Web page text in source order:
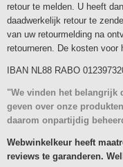
retour te melden. U heeft
daadwerkelijk retour te
van uw retourmelding na
retourneren. De kosten voor
IBAN NL88 RABO
"We vinden het belangrijk
geven over onze
daarom onpartijdig
Webwinkelkeur heeft
reviews te garanderen.